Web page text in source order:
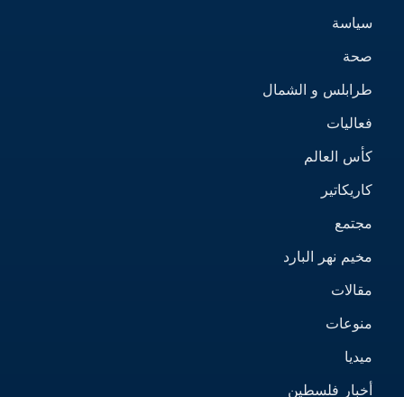
سياسة
صحة
طرابلس و الشمال
فعاليات
كأس العالم
كاريكاتير
مجتمع
مخيم نهر البارد
مقالات
منوعات
ميديا
أخبار فلسطين